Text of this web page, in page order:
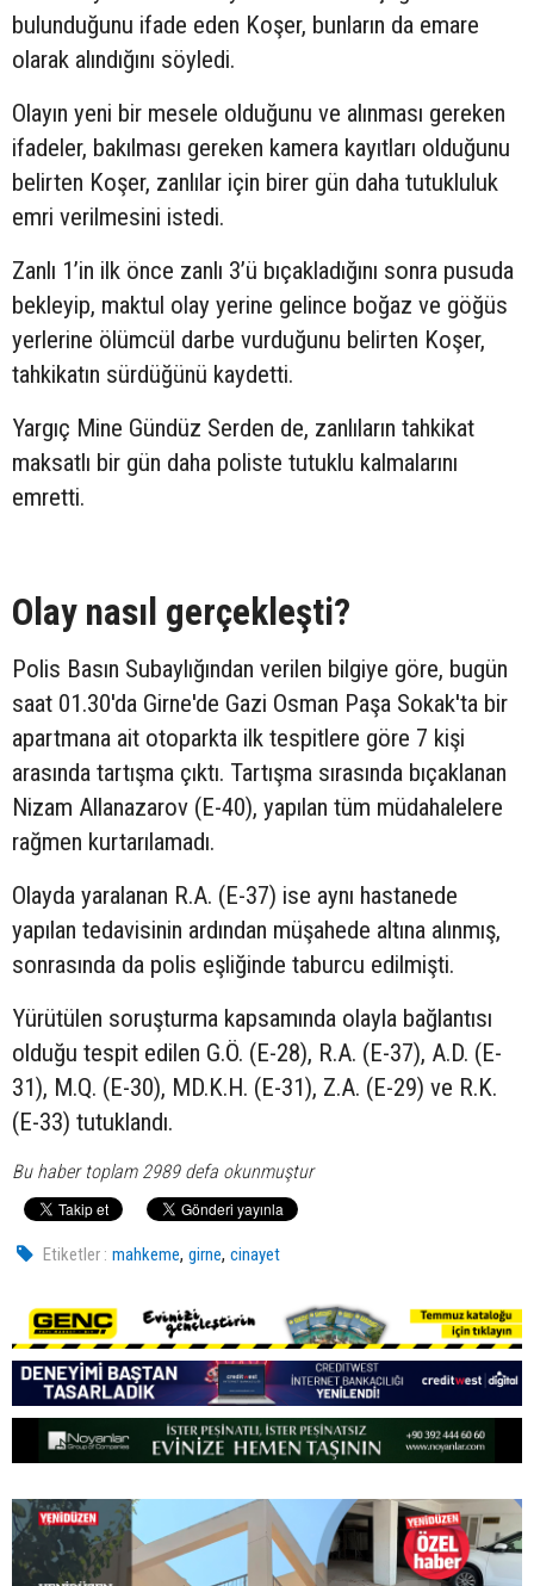
bulunduğunu ifade eden Koşer, bunların da emare
olarak alındığını söyledi.
Olayın yeni bir mesele olduğunu ve alınması gereken
ifadeler, bakılması gereken kamera kayıtları olduğunu
belirten Koşer, zanlılar için birer gün daha tutukluluk
emri verilmesini istedi.
Zanlı 1’in ilk önce zanlı 3’ü bıçakladığını sonra pusuda
bekleyip, maktul olay yerine gelince boğaz ve göğüs
yerlerine ölümcül darbe vurduğunu belirten Koşer,
tahkikatın sürdüğünü kaydetti.
Yargıç Mine Gündüz Serden de, zanlıların tahkikat
maksatlı bir gün daha poliste tutuklu kalmalarını
emretti.
Olay nasıl gerçekleşti?
Polis Basın Subaylığından verilen bilgiye göre, bugün
saat 01.30'da Girne'de Gazi Osman Paşa Sokak'ta bir
apartmana ait otoparkta ilk tespitlere göre 7 kişi
arasında tartışma çıktı. Tartışma sırasında bıçaklanan
Nizam Allanazarov (E-40), yapılan tüm müdahalelere
rağmen kurtarılamadı.
Olayda yaralanan R.A. (E-37) ise aynı hastanede
yapılan tedavisinin ardından müşahede altına alınmış,
sonrasında da polis eşliğinde taburcu edilmişti.
Yürütülen soruşturma kapsamında olayla bağlantısı
olduğu tespit edilen G.Ö. (E-28), R.A. (E-37), A.D. (E-
31), M.Q. (E-30), MD.K.H. (E-31), Z.A. (E-29) ve R.K.
(E-33) tutuklandı.
Bu haber toplam 2989 defa okunmuştur
Etiketler : mahkeme,girne,cinayet